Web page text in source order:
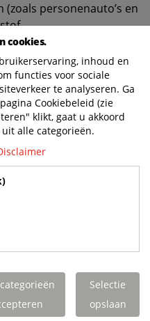
personenauto’s en
waterstof
cookies.
inhoud en
functies voor sociale
te analyseren. Ga
Cookiebeleid (zie
klikt, gaat u akkoord
alle categorieën.
Selectie
opslaan